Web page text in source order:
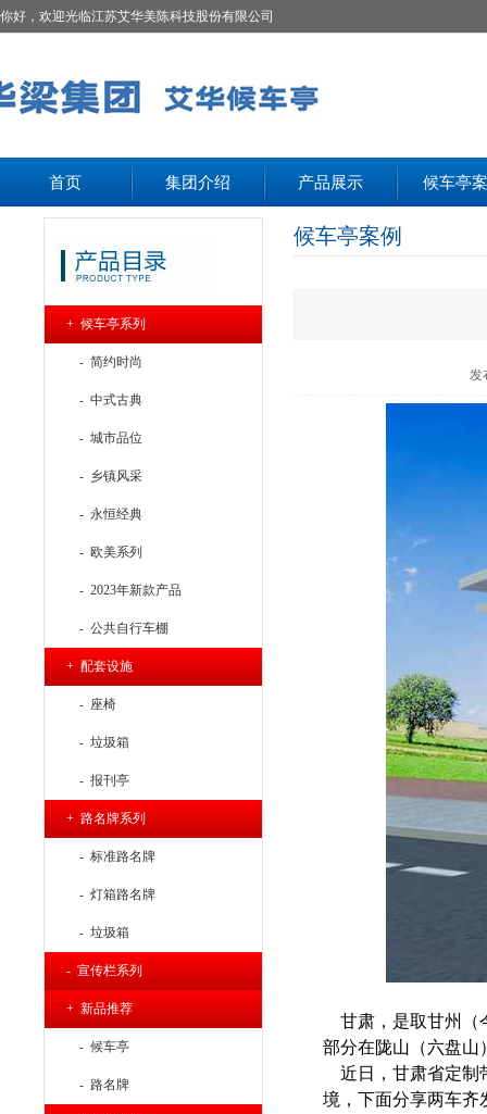
你好，欢迎光临江苏艾华美陈科技股份有限公司
首页 集团介绍 产品展示 候车亭
+ 候车亭系列
- 简约时尚
- 中式古典
- 城市品位
- 乡镇风采
- 永恒经典
- 欧美系列
- 2023年新款产品
- 公共自行车棚
+ 配套设施
- 座椅
- 垃圾箱
- 报刊亭
+ 路名牌系列
- 标准路名牌
- 灯箱路名牌
- 垃圾箱
- 宣传栏系列
+ 新品推荐
- 候车亭
- 路名牌
候车亭案例
发
甘肃，是取甘州（
部分在陇山（六盘山
近日，甘肃省定制
境，下面分享两车齐